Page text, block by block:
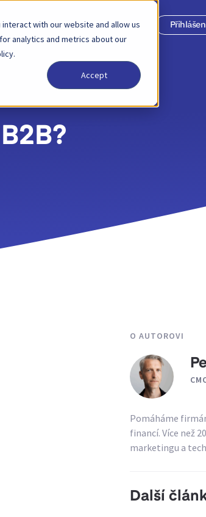
with our website and allow us
analytics and metrics about our
Accept
Společnost
O AUTOROVI
Pomáháme
financí. Více než
marketingu a
Další